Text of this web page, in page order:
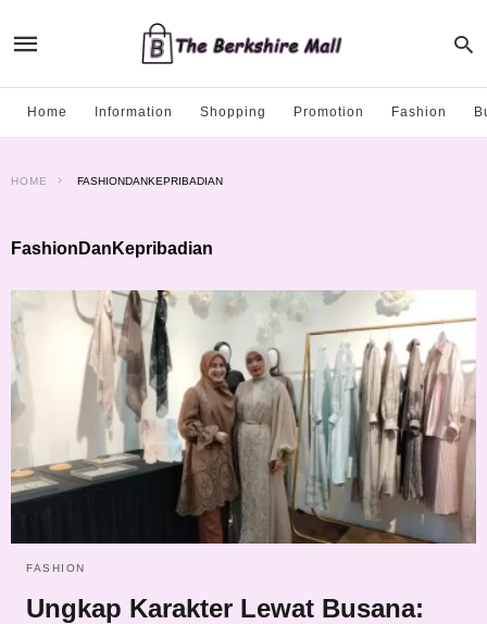
Home Information Shopping Promotion Fashion
HOME FASHIONDANKEPRIBADIAN
FashionDanKepribadian
FASHION
Ungkap Karakter Lewat Busana: